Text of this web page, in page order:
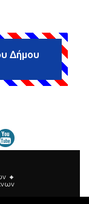
Δήμου